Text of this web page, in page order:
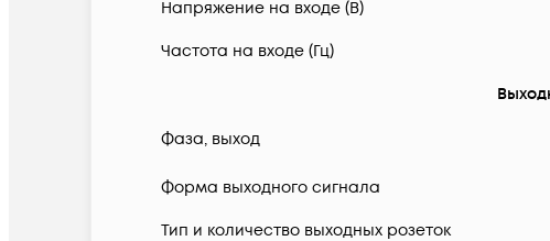
Напряжение на входе (В)
Частота на входе (Гц)
Фаза, выход
Форма выходного сигнала
Тип и количество выходных розеток